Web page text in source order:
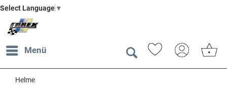
Select Language ▼
Menü
Helme